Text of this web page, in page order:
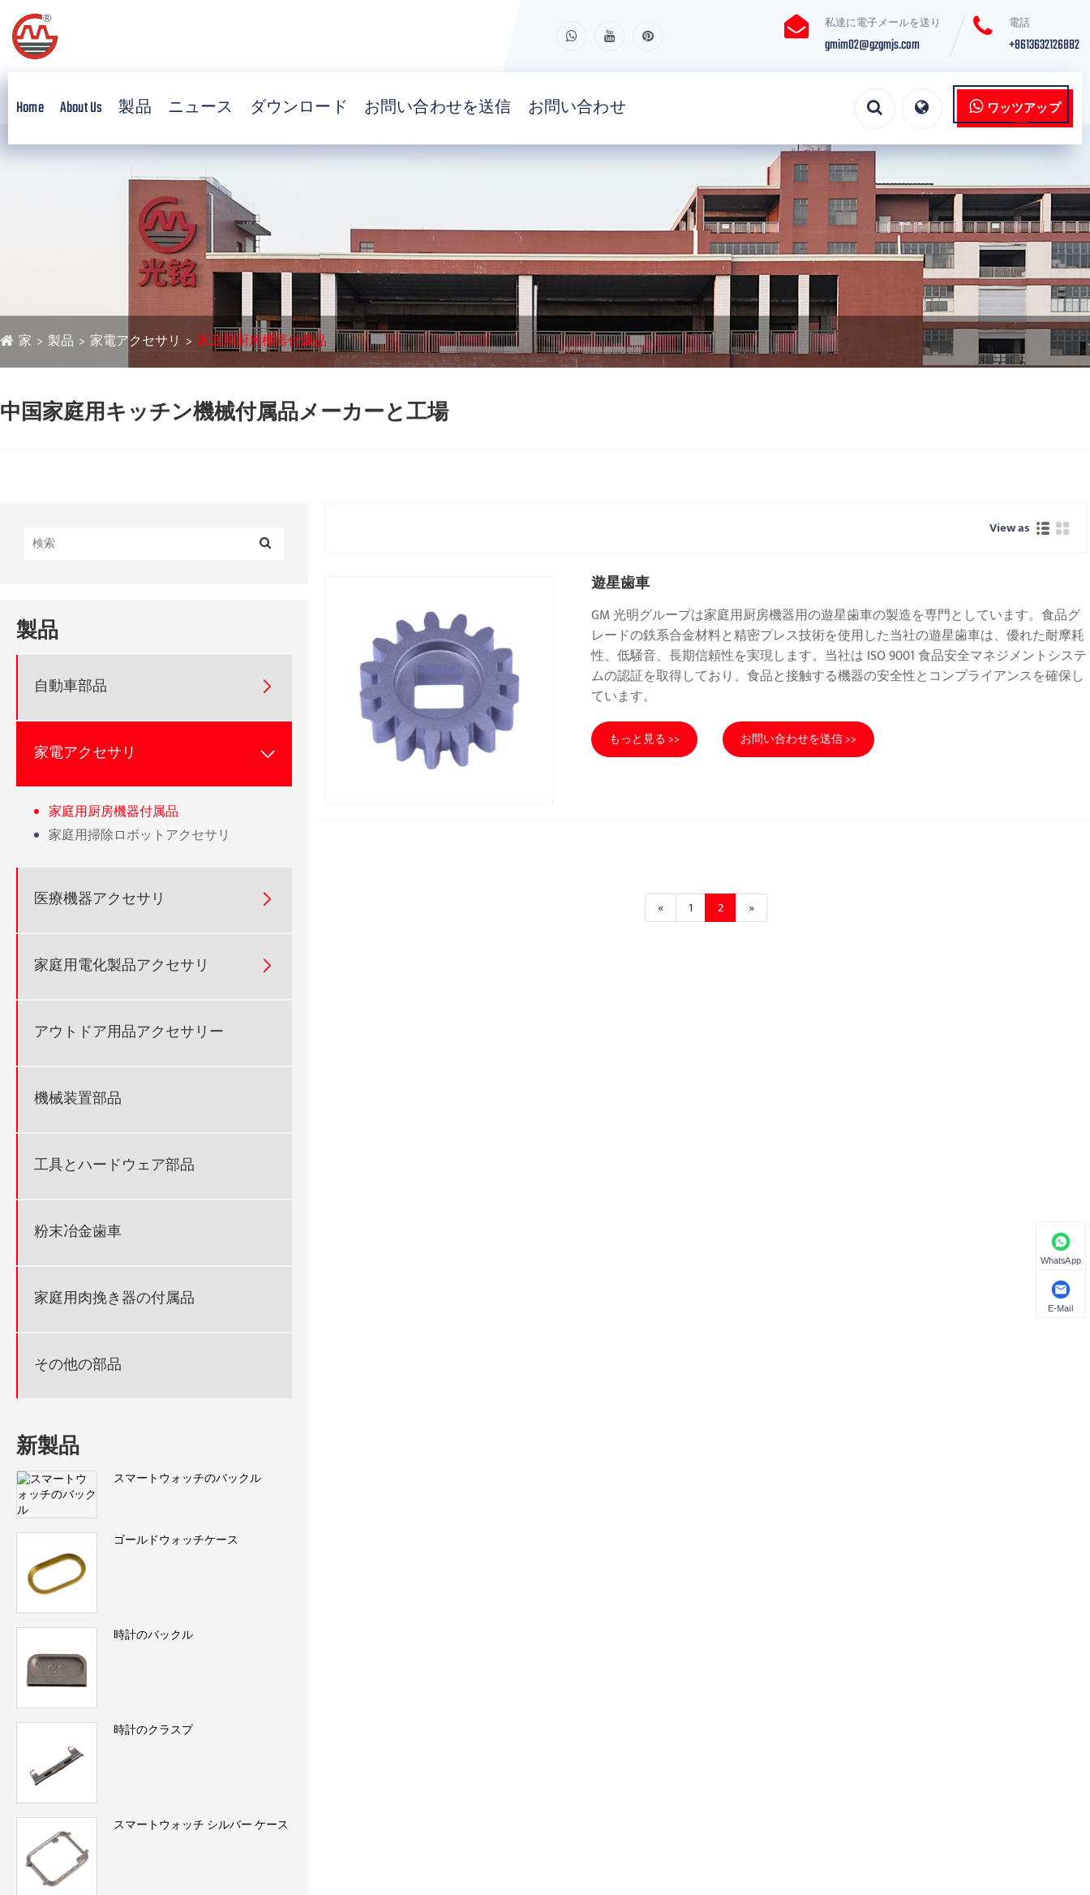
私達に電子メールを送り
gmim02@gzgmjs.com
電話
+8613632126882
Home About Us 製品 ニュース ダウンロード お問い合わせを送信 お問い合わせ ワッツアップ
家 製品 家電アクセサリ 家庭用厨房機器付属品
中国家庭用キッチン機械付属品メーカーと工場
製品
自動車部品 
家電アクセサリ 
家庭用厨房機器付属品
家庭用掃除ロボットアクセサリ
医療機器アクセサリ 
家庭用電化製品アクセサリ 
アウトドア用品アクセサリー
機械装置部品
工具とハードウェア部品
粉末冶金歯車
家庭用肉挽き器の付属品
その他の部品
新製品
スマートウォッチのバックル
ゴールドウォッチケース
時計のバックル
時計のクラスプ
スマートウォッチ シルバー ケース
View as
遊星歯車
GM 光明グループは家庭用厨房機器用の遊星歯車の製造を専門としています。食品グ
レードの鉄系合金材料と精密プレス技術を使用した当社の遊星歯車は、優れた耐摩耗
性、低騒音、長期信頼性を実現します。当社は ISO 9001 食品安全マネジメントシステ
ムの認証を取得しており、食品と接触する機器の安全性とコンプライアンスを確保し
ています。
もっと見る >> お問い合わせを送信 >>
« 1 2 »
WhatsApp
E-Mail